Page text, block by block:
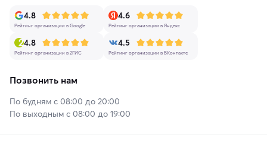
4.8
Рейтинг организации в Google
4.6
Рейтинг организации в Яндекс
4.8
Рейтинг организации в 2ГИС
4.5
Рейтинг организации в ВКонтакте
Позвонить нам
По будням с 08:00 до 20:00
По выходным с 08:00 до 19:00